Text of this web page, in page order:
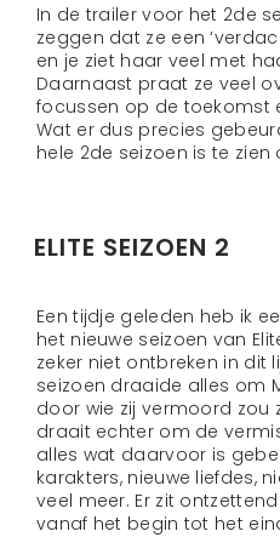
In de trailer voor het 2de
zeggen dat ze een
en je ziet haar veel met
Daarnaast praat ze veel
focussen op de toekomst
Wat er dus precies
hele 2de seizoen is te zien
ELITE SEIZOEN 2
Een tijdje geleden heb ik
het nieuwe seizoen van
zeker niet ontbreken in dit
seizoen draaide alles om
door wie zij vermoord zou
draait echter om de
alles wat daarvoor is
karakters, nieuwe liefdes,
veel meer. Er zit
vanaf het begin tot het